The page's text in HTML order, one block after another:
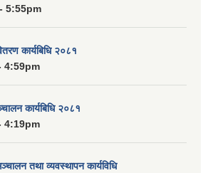
5:55pm
कार्यबिधि २०८१
4:59pm
कार्यबिधि २०८१
4:19pm
तथा व्यवस्थापन कार्यविधि